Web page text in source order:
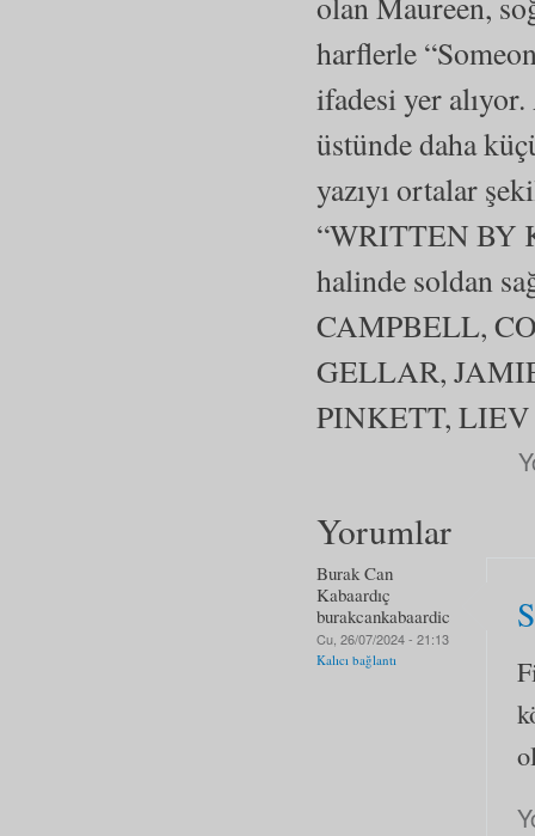
harflerle
ifadesi yer
üstünde daha
yazıyı ortalar
“WRITTEN BY
halinde soldan
CAMPBELL,
GELLAR,
PINKETT, LIEV
Yorumlar
Burak Can
Kabaardıç
burakcankabaardic
Cu, 26/07/2024 - 21:13
Kalıcı bağlantı